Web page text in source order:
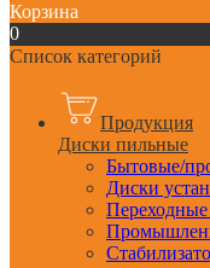
Корзина
0
Список категорий
Продукция
Диски пильные
Бытовые/
Диски
Переходные